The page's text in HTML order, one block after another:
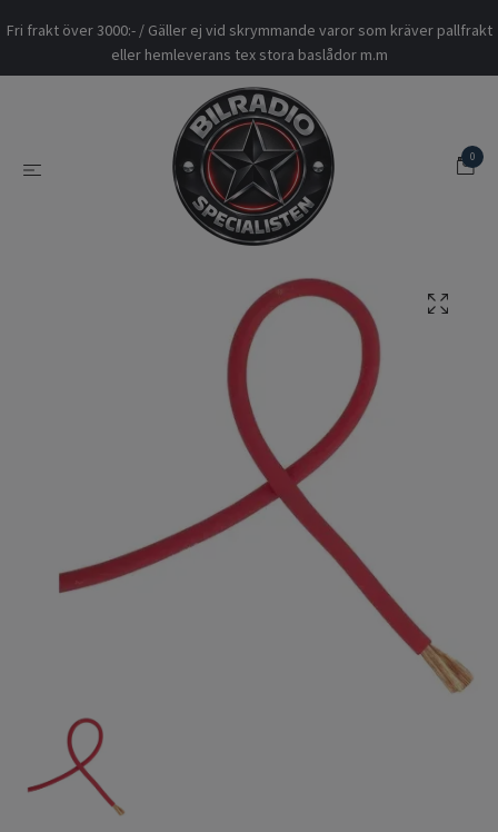
Fri frakt över 3000:- / Gäller ej vid skrymmande varor som kräver pallfrakt
eller hemleverans tex stora baslådor m.m
0